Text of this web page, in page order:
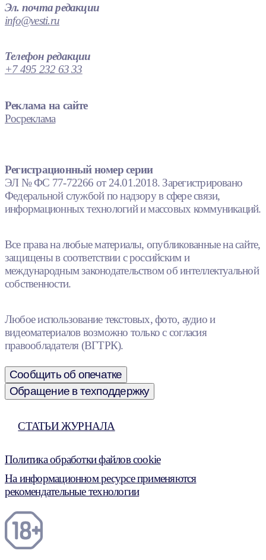
Эл. почта редакции
info@vesti.ru
Телефон редакции
+7 495 232 63 33
Реклама на сайте
Росреклама
Регистрационный номер серии
ЭЛ № ФС 77-72266 от 24.01.2018. Зарегистрировано
Федеральной службой по надзору в сфере связи,
информационных технологий и массовых коммуникаций.
Все права на любые материалы, опубликованные на сайте,
защищены в соответствии с российским и
международным законодательством об интеллектуальной
собственности.
Любое использование текстовых, фото, аудио и
видеоматериалов возможно только с согласия
правообладателя (ВГТРК).
Сообщить об опечатке
Обращение в техподдержку
СТАТЬИ ЖУРНАЛА
Политика обработки файлов cookie
На информационном ресурсе применяются
рекомендательные технологии